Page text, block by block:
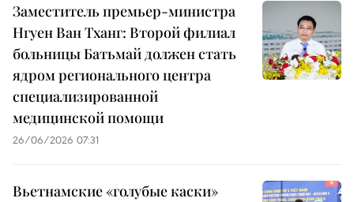
Заместитель премьер-министра
Нгуен Ван Тханг: Второй филиал
больницы Батьмай должен стать
ядром регионального центра
специализированной
медицинской помощи
26/06/2026 07:31
Вьетнамские «голубые каски»